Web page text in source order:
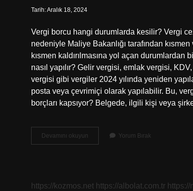
Tarih: Aralık 18, 2024
Vergi borcu hangi durumlarda kesilir? Vergi
nedeniyle Maliye Bakanlığı tarafından
kısmen kaldırılmasına yol açan durumlardan
nasıl yapılır? Gelir vergisi, emlak vergisi,
vergisi gibi vergiler 2024 yılında yeniden
posta veya çevrimiçi olarak yapılabilir. Bu,
borçları kapsıyor? Belgede, ilgili kişi veya
Devamını okuyun
Borcu
Yorum Bırak
https://kozmos.net https://albolat.com.tr